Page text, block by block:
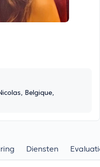
Belgique,
Diensten